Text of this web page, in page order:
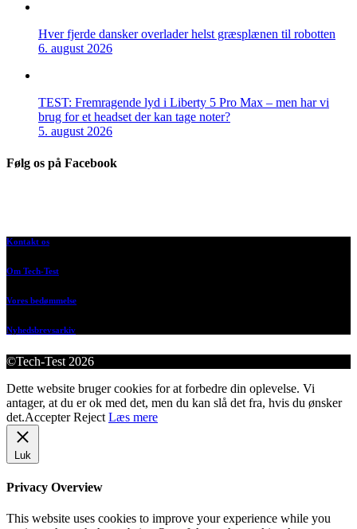
Hver fjerde dansker overlader helst græsplænen til robotten
6. august 2026
TEST: Fremragende lyd i Liberty 5 Pro Max – men har vi
brug for et headset der kan tage noter?
5. august 2026
Følg os på Facebook
Kontakt os
Om Tech-Test
Vores bedømmelse
Nyhedsbrevsarkiv
©Tech-Test 2026
Dette website bruger cookies for at forbedre din oplevelse. Vi
antager, at du er ok med det, men du kan slå det fra, hvis du ønsker
det.Accepter Reject Læs mere
Luk
Privacy Overview
This website uses cookies to improve your experience while you